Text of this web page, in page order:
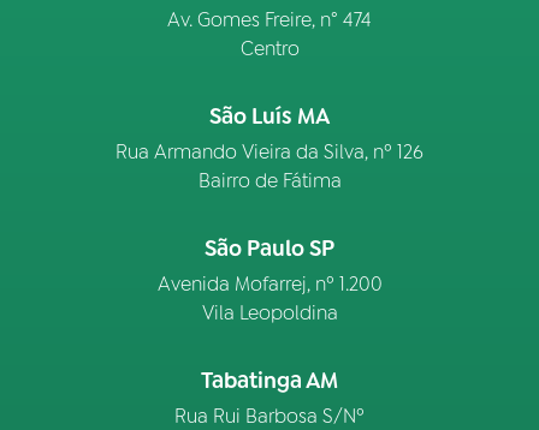
Av. Gomes Freire, n° 474
Centro
São Luís MA
Rua Armando Vieira da Silva, nº 126
Bairro de Fátima
São Paulo SP
Avenida Mofarrej, nº 1.200
Vila Leopoldina
Tabatinga AM
Rua Rui Barbosa S/Nº